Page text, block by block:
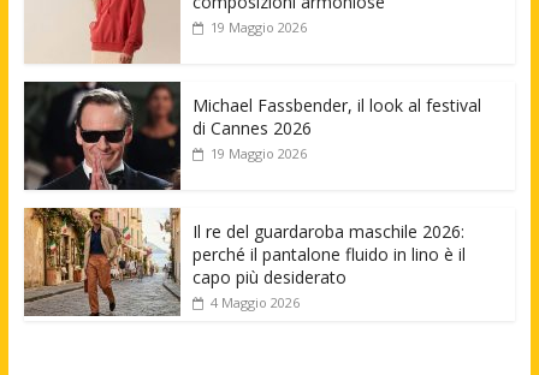
19 Maggio 2026
Michael Fassbender, il look al festival
di Cannes 2026
19 Maggio 2026
Il re del guardaroba maschile 2026:
perché il pantalone fluido in lino è il
capo più desiderato
4 Maggio 2026